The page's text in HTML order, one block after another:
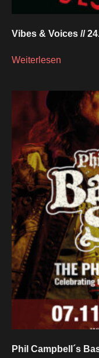
Vibes & Voices //
Weiterlesen
Phil Campbell´s